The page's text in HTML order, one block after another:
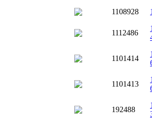
1108928
1112486
1101414
1101413
192488